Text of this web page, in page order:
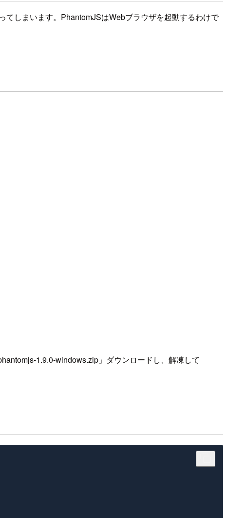
しまいます。PhantomJSはWebブラウザを起動するわけで
1.9.0-windows.zip」ダウンロードし、解凍して